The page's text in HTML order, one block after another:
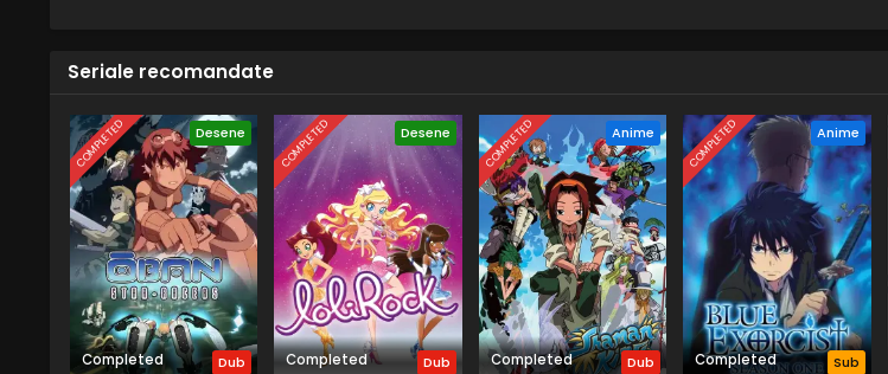
Seriale recomandate
COMPLETED Desene
Completed Dub
COMPLETED Desene
Completed Dub
COMPLETED Anime
Completed Dub
COMPLETED Anime
Completed Sub